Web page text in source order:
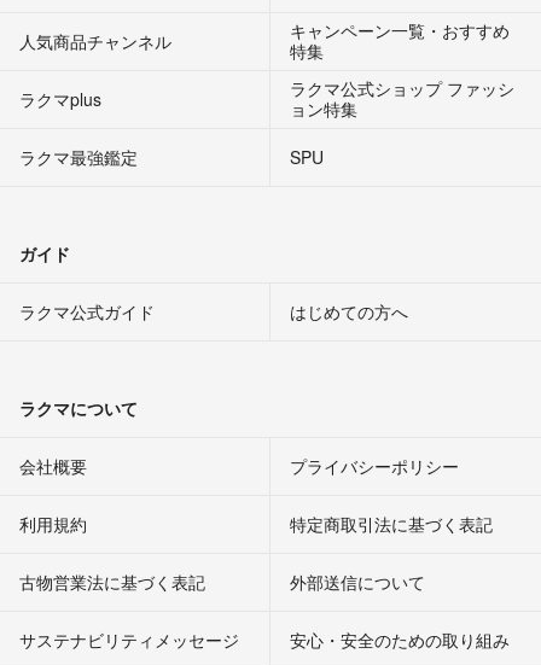
人気商品チャンネル
キャンペーン一覧・おすすめ
特集
ラクマplus
ラクマ公式ショップ ファッシ
ョン特集
ラクマ最強鑑定
SPU
ガイド
ラクマ公式ガイド はじめての方へ
ラクマについて
会社概要 プライバシーポリシー
利用規約 特定商取引法に基づく表記
古物営業法に基づく表記 外部送信について
サステナビリティメッセージ 安心・安全のための取り組み